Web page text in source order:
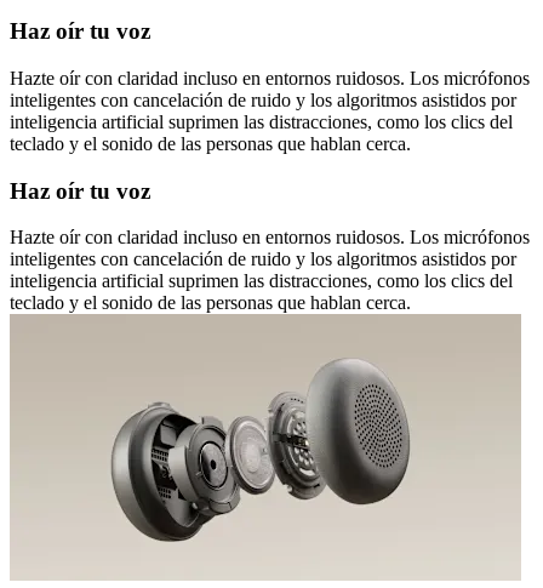
Haz oír tu voz
Hazte oír con claridad incluso en entornos ruidosos. Los micrófonos
inteligentes con cancelación de ruido y los algoritmos asistidos por
inteligencia artificial suprimen las distracciones, como los clics del
teclado y el sonido de las personas que hablan cerca.
Haz oír tu voz
Hazte oír con claridad incluso en entornos ruidosos. Los micrófonos
inteligentes con cancelación de ruido y los algoritmos asistidos por
inteligencia artificial suprimen las distracciones, como los clics del
teclado y el sonido de las personas que hablan cerca.